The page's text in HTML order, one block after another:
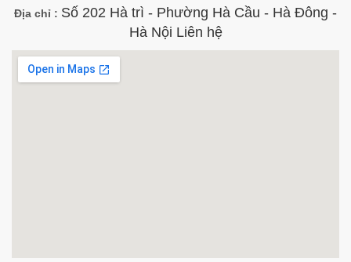
Địa chỉ : Số 202 Hà trì - Phường Hà Cầu - Hà Đông -
Hà Nội Liên hệ